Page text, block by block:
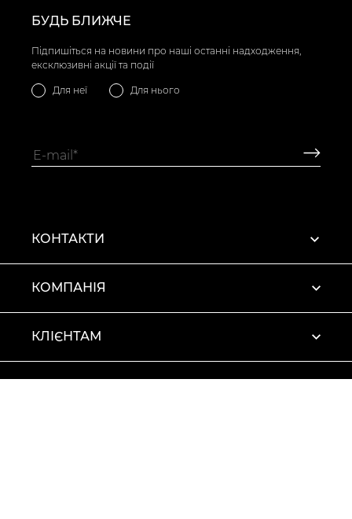
БУДЬ БЛИЖЧЕ
Підпишіться на новини про наші останні надходження,
ексклюзивні акції та події
Для неї Для нього
КОНТАКТИ
КОМПАНІЯ
КЛІЄНТАМ